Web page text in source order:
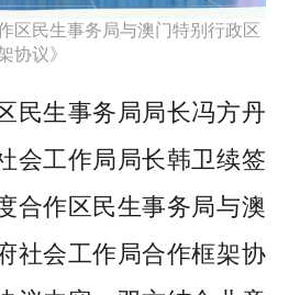
区民生事务局与澳门特别行政区
协议》
民生事务局局长冯方丹
会工作局局长韩卫续签
合作区民生事务局与澳
社会工作局合作框架协